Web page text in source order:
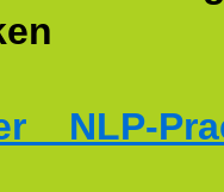
NLP-